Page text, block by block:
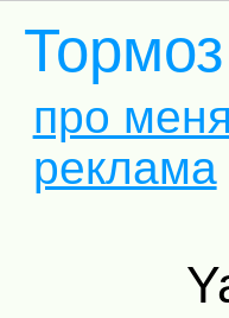
Тормоз
про меня
реклама
Yahoo Pipes: